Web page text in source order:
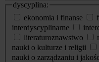
dyscyplina:
ekonomia i finanse
interdyscyplinarne
literaturoznawstwo
nauki o kulturze i religii
nauki o zarządzaniu i